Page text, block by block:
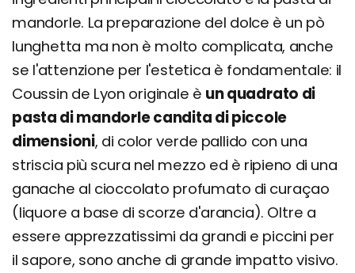
mandorle. La preparazione del dolce è un pò
lunghetta ma non è molto complicata, anche
se l'attenzione per l'estetica è fondamentale: il
Coussin de Lyon originale è un quadrato di
pasta di mandorle candita di piccole
dimensioni, di color verde pallido con una
striscia più scura nel mezzo ed è ripieno di una
ganache al cioccolato profumato di curaçao
(liquore a base di scorze d'arancia). Oltre a
essere apprezzatissimi da grandi e piccini per
il sapore, sono anche di grande impatto visivo.